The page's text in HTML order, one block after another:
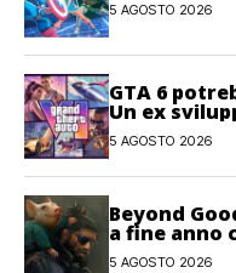
5 AGOSTO 2026
GTA 6
Un ex
esclude
5 AGOSTO 2026
Beyond
a fine anno
5 AGOSTO 2026